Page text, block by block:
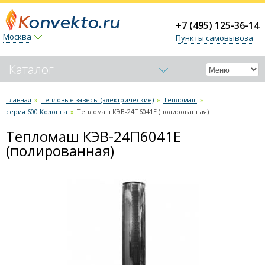
Москва
+7 (495) 125-36-14
Пункты самовывоза
Каталог
Керамические обогреватели
Тепловые пушки
Тепловые завесы (электрические)
Главная » Тепловые завесы (электрические) » Тепломаш »
серия 600 Колонна » Тепломаш КЭВ-24П6041Е (полированная)
Тепломаш КЭВ-24П6041Е
(полированная)